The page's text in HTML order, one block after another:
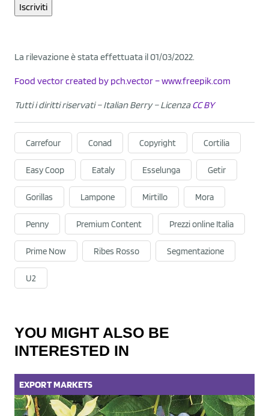
La rilevazione è stata effettuata il 01/03/2022.
Food vector created by pch.vector – www.freepik.com
Tutti i diritti riservati – Italian Berry – LicenzaCC BY
Carrefour Conad Copyright Cortilia
Easy Coop Eataly Esselunga Getir
Gorillas Lampone Mirtillo Mora
Penny Premium Content Prezzi online Italia
Prime Now Ribes Rosso Segmentazione
U2
YOU MIGHT ALSO BE
INTERESTED IN
EXPORTMARKETS